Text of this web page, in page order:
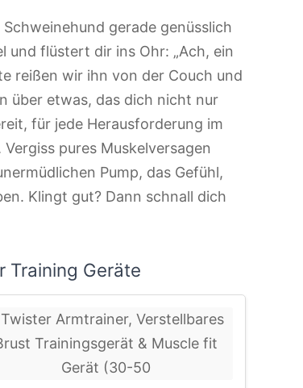
gerade genüsslich
und flüstert dir ins Ohr: „Ach, ein
reißen wir ihn von der Couch und
über etwas, das dich nicht nur
für jede Herausforderung im
Vergiss pures Muskelversagen
Pump, das Gefühl,
Klingt gut? Dann schnall dich
Training Geräte